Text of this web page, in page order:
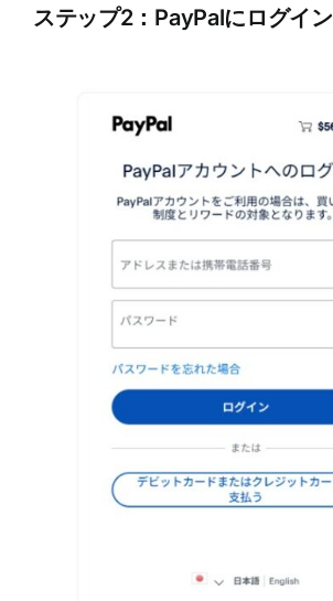
ステップ2：PayPalにログイン